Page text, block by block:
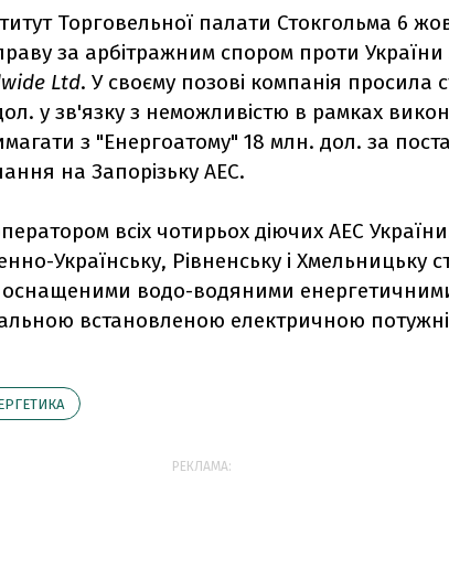
Торговельної палати Стокгольма 6
за арбітражним спором проти
Ltd. У своєму позові компанія просила
у зв'язку з неможливістю в рамках
з "Енергоатому" 18 млн. дол. за
на Запорізьку АЕС.
всіх чотирьох діючих АЕС
Українську, Рівненську і Хмельницьку
водо-водяними
встановленою електричною
РЕКЛАМА: